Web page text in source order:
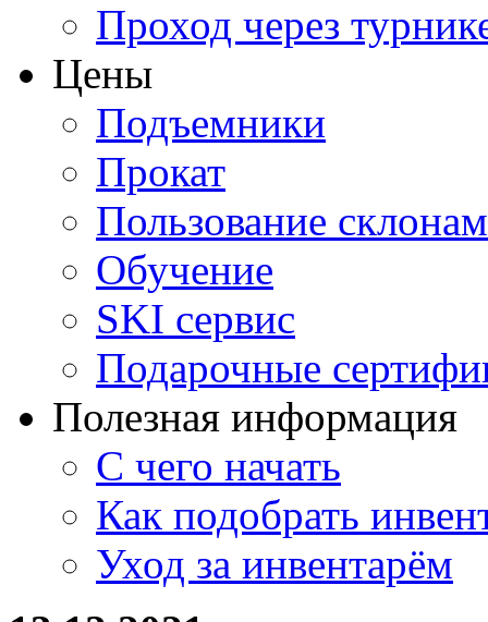
Проход через
Цены
Подъемники
Прокат
Пользование
Обучение
SKI сервис
Подарочные
Полезная информация
С чего начать
Как подобрать
Уход за инвентарём